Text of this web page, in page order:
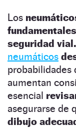
Los
fundamentales
seguridad vial.
neumáticos
probabilidades
aumentan
esencial
asegurarse de
dibujo